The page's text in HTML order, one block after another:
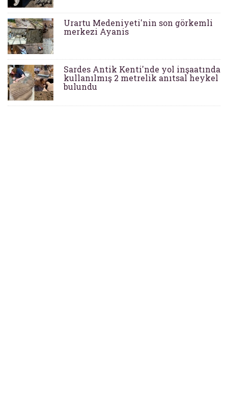
Urartu Medeniyeti'nin son görkemli
merkezi Ayanis
Sardes Antik Kenti'nde yol inşaatında
kullanılmış 2 metrelik anıtsal heykel
bulundu